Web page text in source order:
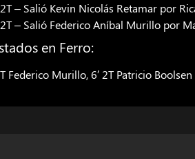
2T – Salió Kevin Nicolás Retamar por
2T – Salió Federico Aníbal Murillo por
en Ferro:
Federico Murillo, 6′ 2T Patricio